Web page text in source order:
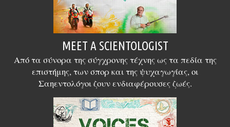
MEET A SCIENTOLOGIST
Από τα σύνορα της σύγχρονης τέχνης ως τα πεδία της
επιστήμης, των σπορ και της ψυχαγωγίας, οι
Σαηεντολόγοι ζουν ενδιαφέρουσες ζωές.